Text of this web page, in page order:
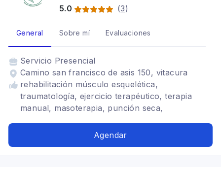
5.0
(3)
General Sobre mí Evaluaciones
Servicio Presencial
Camino san francisco de asis 150, vitacura
rehabilitación músculo esquelética,
traumatología, ejercicio terapéutico, terapia
manual, masoterapia, punción seca,
pre y post natal, pilates, manejo del dolor,
Agendar